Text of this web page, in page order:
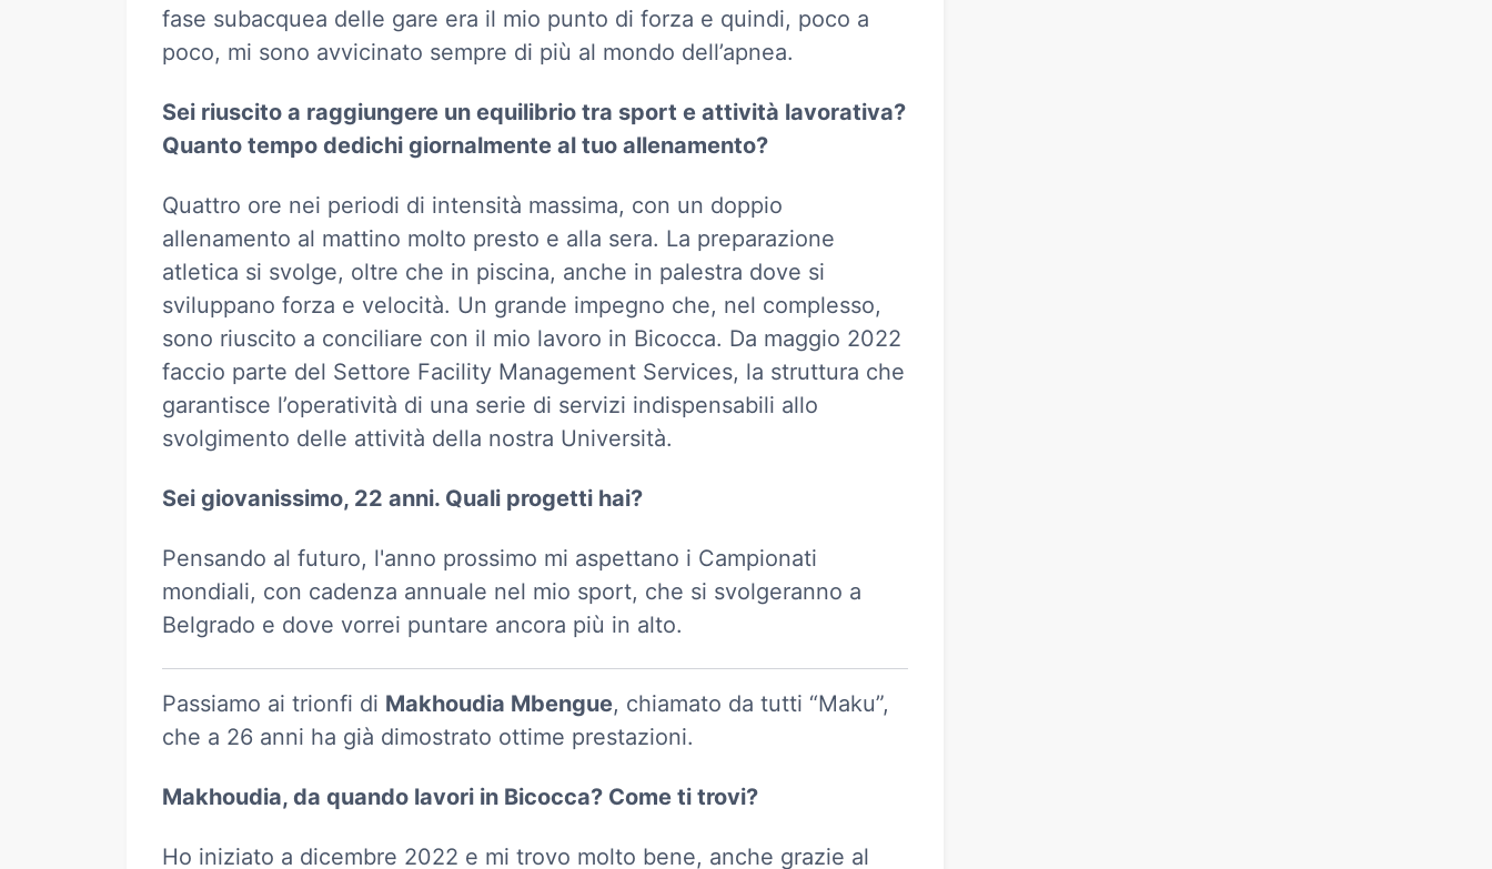
fase subacquea delle gare era il mio punto di forza e quindi, poco a
poco, mi sono avvicinato sempre di più al mondo dell’apnea.
Sei riuscito a raggiungere un equilibrio tra sport e attività lavorativa?
Quanto tempo dedichi giornalmente al tuo allenamento?
Quattro ore nei periodi di intensità massima, con un doppio
allenamento al mattino molto presto e alla sera. La preparazione
atletica si svolge, oltre che in piscina, anche in palestra dove si
sviluppano forza e velocità. Un grande impegno che, nel complesso,
sono riuscito a conciliare con il mio lavoro in Bicocca. Da maggio 2022
faccio parte del Settore Facility Management Services, la struttura che
garantisce l’operatività di una serie di servizi indispensabili allo
svolgimento delle attività della nostra Università.
Sei giovanissimo, 22 anni. Quali progetti hai?
Pensando al futuro, l'anno prossimo mi aspettano i Campionati
mondiali, con cadenza annuale nel mio sport, che si svolgeranno a
Belgrado e dove vorrei puntare ancora più in alto.
Passiamo ai trionfi di Makhoudia Mbengue, chiamato da tutti “Maku”,
che a 26 anni ha già dimostrato ottime prestazioni.
Makhoudia, da quando lavori in Bicocca? Come ti trovi?
Ho iniziato a dicembre 2022 e mi trovo molto bene, anche grazie al